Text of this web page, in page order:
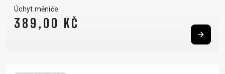
Úchyt měniče
389,00 KČ